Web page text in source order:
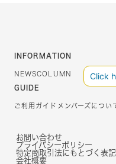
INFORMATION
NEWSCOLUMN
GUIDE
ご利用ガイド メンバーズについ
お問い合わせ
プライバシーポリシー
特定商取引法にもとづく表記
会社概要